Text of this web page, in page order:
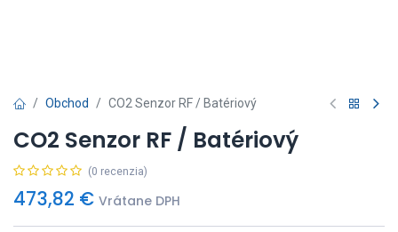
Obchod CO2 Senzor RF / Batériový
CO2 Senzor RF / Batériový
(0 recenzia)
473,82 € Vrátane DPH